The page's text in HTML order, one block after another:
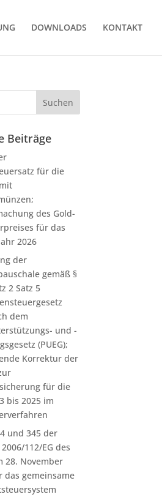
DOWNLOADS KONTAKT
Beiträge
für die
des Gold-
für das
2026
der
gemäß §
2 Satz 5
dem
und -
(PUEG);
Korrektur der
für die
bis 2025 im
und 345 der
112/EG des
28. November
das gemeinsame